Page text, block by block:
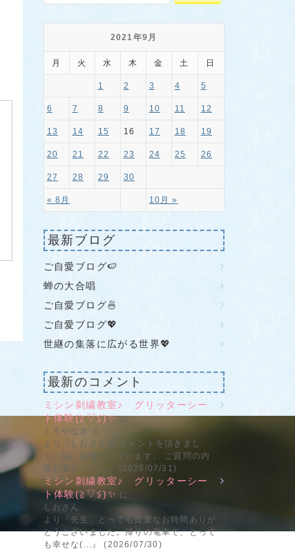
2021年9月
月 火 水 木 金 土 日
« 8月 10月 »
1 2 3 4 5
6 7 8 9 10 11 12
13 14 15 16 17 18 19
20 21 22 23 24 25 26
27 28 29 30
最新ブログ
ご自愛ブログ🍉
蝉の大合唱
ご自愛ブログ🍜
ご自愛ブログ💖
世継の集落に広がる世界💖
最新のコメント
ミシン刺繍教室♪ グリッターシー
ト体験(≧▽≦)✨に
くろやなぎ えつこ
より『しおさん様 コメントを頂きまし
て、誠に有難うございます。 ご質問の内
容が濃かった...』 (2026/07/31)
ミシン刺繍教室♪ グリッターシー
ト体験(≧▽≦)✨ に
しおさん
より『先生、とっても貴重なお時間ありが
とうございました。帰りの電車で、とって
も幸せな(...』 (2026/07/30)